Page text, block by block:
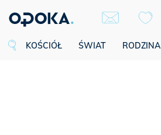
KOŚCIÓŁ ŚWIAT RODZINA